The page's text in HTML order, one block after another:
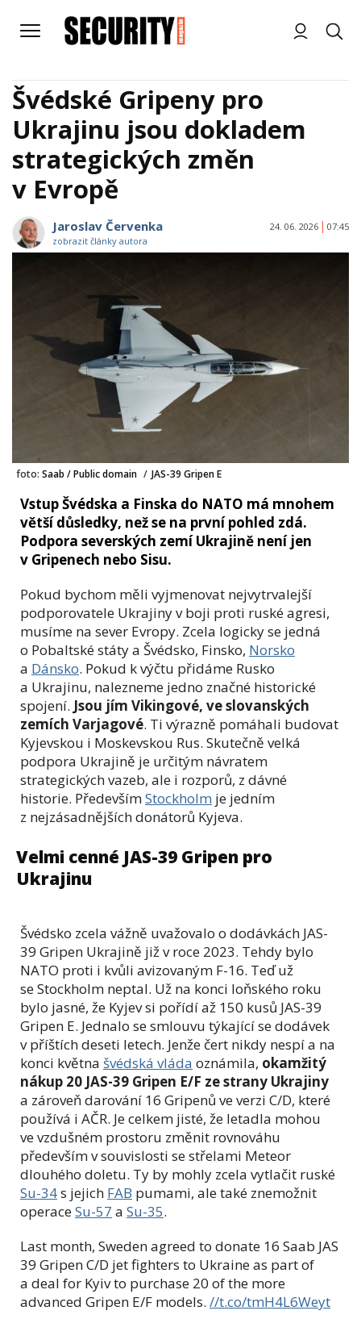
Švédské Gripeny pro
Ukrajinu jsou dokladem
strategických změn
v Evropě
Jaroslav Červenka
zobrazit články autora
24. 06. 2026 07:45
foto: Saab / Public domain / JAS-39 Gripen E
Vstup Švédska a Finska do NATO má mnohem
větší důsledky, než se na první pohled zdá.
Podpora severských zemí Ukrajině není jen
v Gripenech nebo Sisu.
Pokud bychom měli vyjmenovat nejvytrvalejší
podporovatele Ukrajiny v boji proti ruské agresi,
musíme na sever Evropy. Zcela logicky se jedná
o Pobaltské státy a Švédsko, Finsko, Norsko
a Dánsko. Pokud k výčtu přidáme Rusko
a Ukrajinu, nalezneme jedno značné historické
spojení. Jsou jím Vikingové, ve slovanských
zemích Varjagové. Ti výrazně pomáhali budovat
Kyjevskou i Moskevskou Rus. Skutečně velká
podpora Ukrajině je určitým návratem
strategických vazeb, ale i rozporů, z dávné
historie. PředevšímStockholm je jedním
z nejzásadnějších donátorů Kyjeva.
Velmi cenné JAS-39 Gripen pro
Ukrajinu
Švédsko zcela vážně uvažovalo o dodávkách JAS-
39 Gripen Ukrajině již v roce 2023. Tehdy bylo
NATO proti i kvůli avizovaným F-16. Teď už
se Stockholm neptal. Už na konci loňského roku
bylo jasné, že Kyjev si pořídí až 150 kusů JAS-39
Gripen E. Jednalo se smlouvu týkající se dodávek
v příštích deseti letech. Jenže čert nikdy nespí a na
konci května švédská vláda oznámila, okamžitý
nákup 20 JAS-39 Gripen E/F ze strany Ukrajiny
a zároveň darování 16 Gripenů ve verzi C/D, které
používá i AČR. Je celkem jisté, že letadla mohou
ve vzdušném prostoru změnit rovnováhu
především v souvislosti se střelami Meteor
dlouhého doletu. Ty by mohly zcela vytlačit ruské
Su-34s jejich FAB pumami, ale také znemožnit
operaceSu-57 a Su-35.
Last month, Sweden agreed to donate 16 Saab JAS
39 Gripen C/D jet fighters to Ukraine as part of
a deal for Kyiv to purchase 20 of the more
advanced Gripen E/F models. //t.co/tmH4L6Weyt